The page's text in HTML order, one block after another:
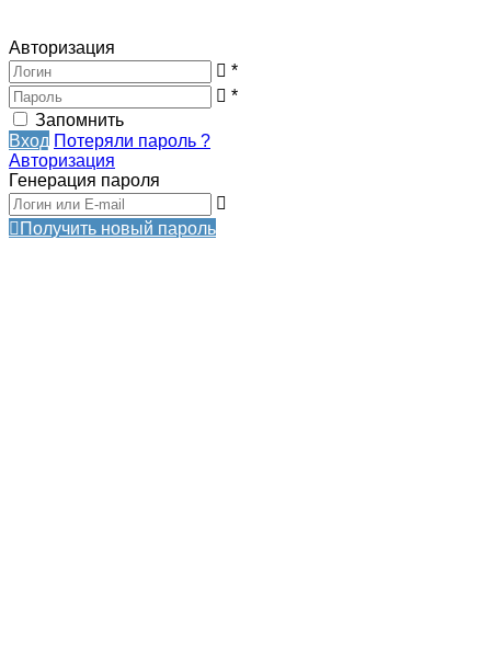
Авторизация
*
*
Запомнить
Вход Потеряли пароль ?
Авторизация
Генерация пароля
Получить новый пароль